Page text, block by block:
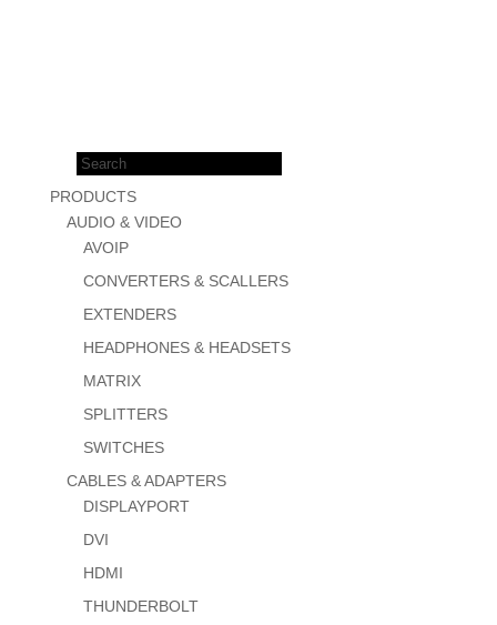
Products
PRODUCTS
AUDIO & VIDEO
AVOIP
CONVERTERS & SCALLERS
EXTENDERS
HEADPHONES & HEADSETS
MATRIX
SPLITTERS
SWITCHES
CABLES & ADAPTERS
DISPLAYPORT
DVI
HDMI
THUNDERBOLT